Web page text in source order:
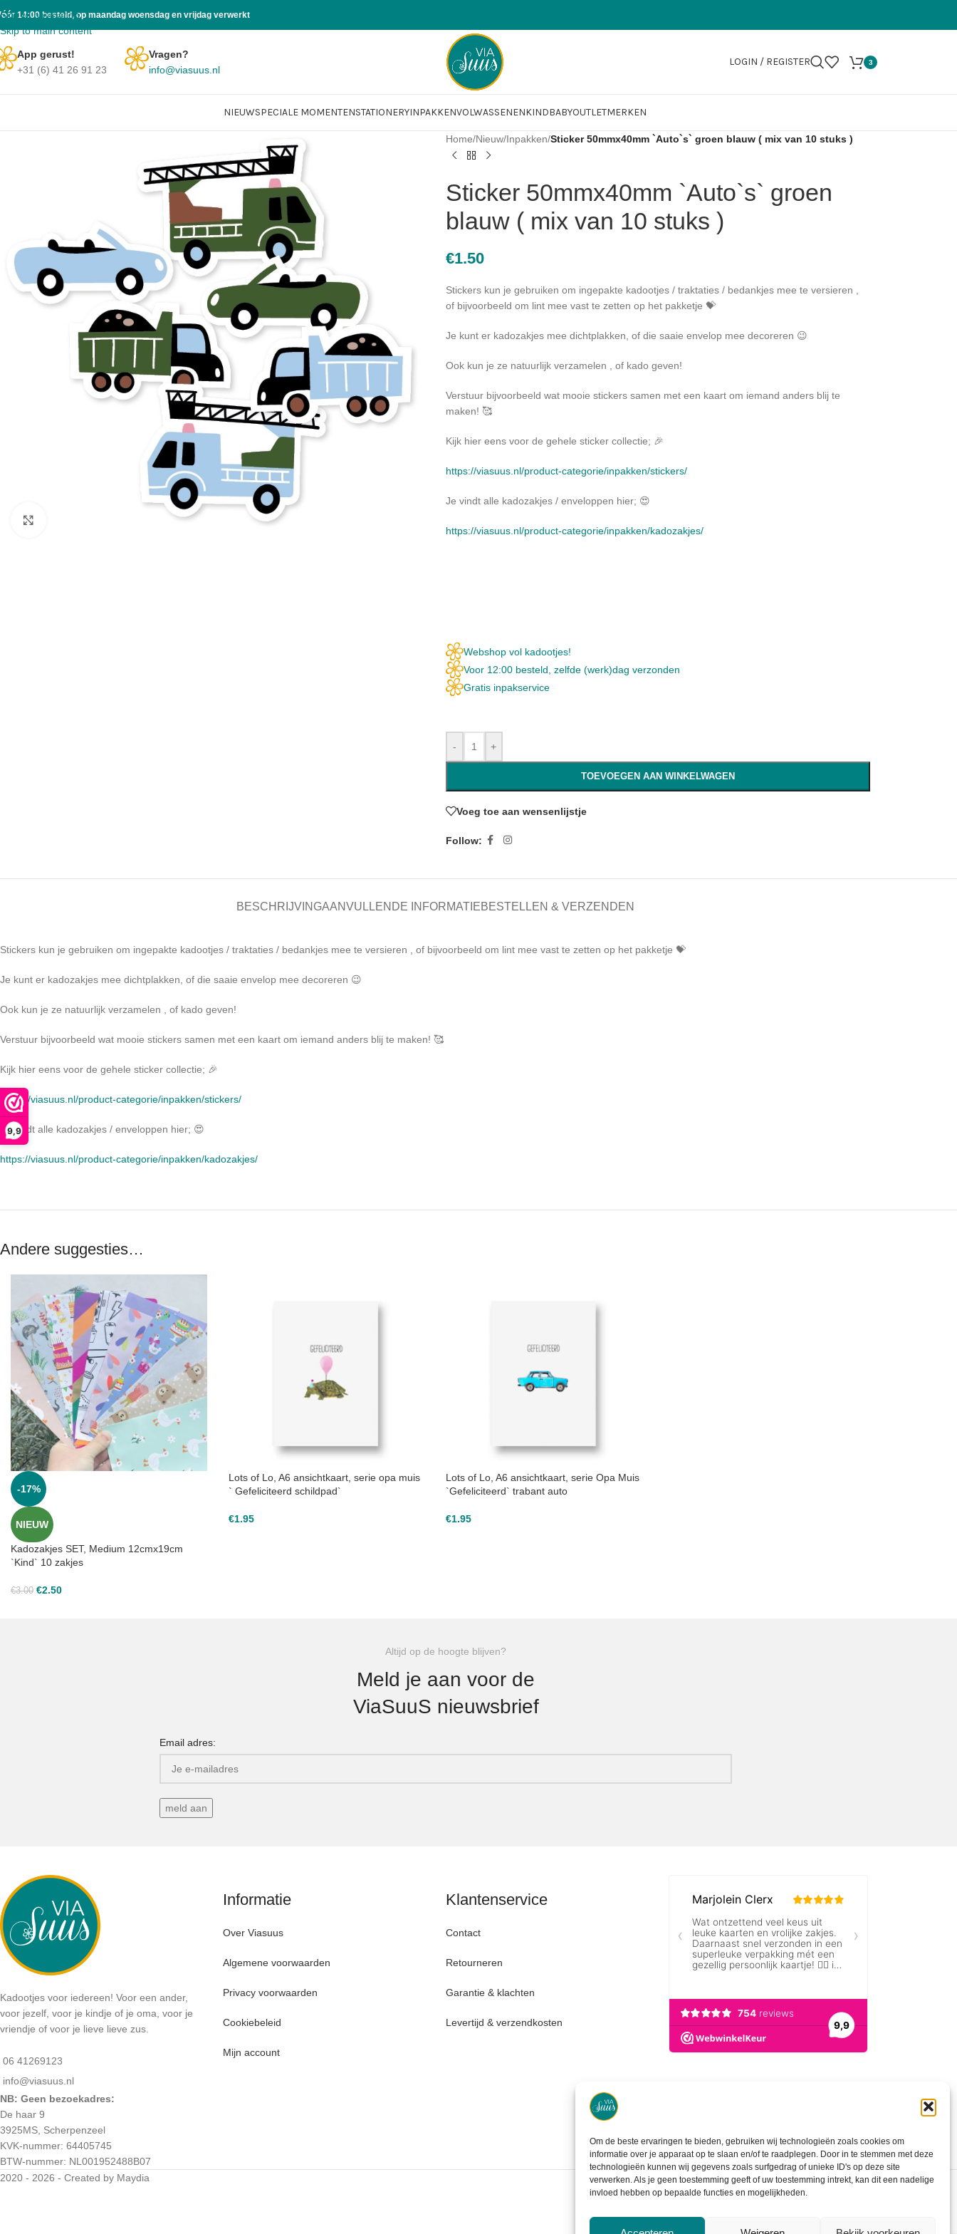
9,9
Om de beste ervaringen te bieden, gebruiken wij technologieën zoals cookies om
informatie over je apparaat op te slaan en/of te raadplegen. Door in te stemmen met deze
technologieën kunnen wij gegevens zoals surfgedrag of unieke ID's op deze site
verwerken. Als je geen toestemming geeft of uw toestemming intrekt, kan dit een nadelige
invloed hebben op bepaalde functies en mogelijkheden.
Skip to navigation
Skip to main content
14:00 besteld, op maandag woensdag en vrijdag verwerkt
App gerust!
+31 (6) 41 26 91 23
Vragen?
info@viasuus.nl
LOGIN / REGISTER 3
NIEUWSPECIALE MOMENTENSTATIONERYINPAKKENVOLWASSENENKINDBABYOUTLETMERKEN
Home/Nieuw/Inpakken/Sticker 50mmx40mm `Auto`s` groen blauw ( mix van 10 stuks )
Sticker 50mmx40mm `Auto`s` groen
blauw ( mix van 10 stuks )
€1.50
Stickers kun je gebruiken om ingepakte kadootjes / traktaties / bedankjes mee te versieren ,
of bijvoorbeeld om lint mee vast te zetten op het pakketje 💝
Je kunt er kadozakjes mee dichtplakken, of die saaie envelop mee decoreren 😉
Ook kun je ze natuurlijk verzamelen , of kado geven!
Verstuur bijvoorbeeld wat mooie stickers samen met een kaart om iemand anders blij te
maken! 🥰
Kijk hier eens voor de gehele sticker collectie; 🎉
https://viasuus.nl/product-categorie/inpakken/stickers/
Je vindt alle kadozakjes / enveloppen hier; 😍
https://viasuus.nl/product-categorie/inpakken/kadozakjes/
Webshop vol kadootjes!
Voor 12:00 besteld, zelfde (werk)dag verzonden
Gratis inpakservice
- +
TOEVOEGEN AAN WINKELWAGEN
Voeg toe aan wensenlijstje
Follow:
BESCHRIJVINGAANVULLENDE INFORMATIEBESTELLEN & VERZENDEN
Stickers kun je gebruiken om ingepakte kadootjes / traktaties / bedankjes mee te versieren , of bijvoorbeeld om lint mee vast te zetten op het pakketje 💝
Je kunt er kadozakjes mee dichtplakken, of die saaie envelop mee decoreren 😉
Ook kun je ze natuurlijk verzamelen , of kado geven!
Verstuur bijvoorbeeld wat mooie stickers samen met een kaart om iemand anders blij te maken! 🥰
Kijk hier eens voor de gehele sticker collectie; 🎉
https://viasuus.nl/product-categorie/inpakken/stickers/
Je vindt alle kadozakjes / enveloppen hier; 😍
https://viasuus.nl/product-categorie/inpakken/kadozakjes/
Andere suggesties…
-17%
NIEUW
Kadozakjes SET, Medium 12cmx19cm
`Kind` 10 zakjes
€3.00 €2.50
Lots of Lo, A6 ansichtkaart, serie opa muis
` Gefeliciteerd schildpad`
€1.95
Lots of Lo, A6 ansichtkaart, serie Opa Muis
`Gefeliciteerd` trabant auto
€1.95
Altijd op de hoogte blijven?
Meld je aan voor de
ViaSuuS nieuwsbrief
Email adres:
Kadootjes voor iedereen! Voor een ander,
voor jezelf, voor je kindje of je oma, voor je
vriendje of voor je lieve lieve zus.
06 41269123
info@viasuus.nl
NB: Geen bezoekadres:
De haar 9
3925MS, Scherpenzeel
KVK-nummer: 64405745
BTW-nummer: NL001952488B07
Informatie
Over Viasuus
Algemene voorwaarden
Privacy voorwaarden
Cookiebeleid
Mijn account
Klantenservice
Contact
Retourneren
Garantie & klachten
Levertijd & verzendkosten
2020 - 2026 - Created by Maydia